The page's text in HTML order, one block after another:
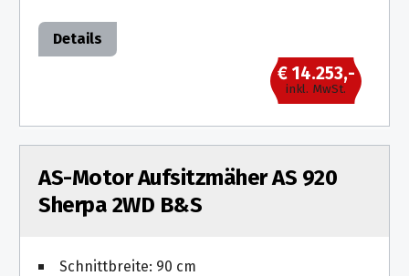
Details
€ 14.253,-
inkl. MwSt.
AS-Motor Aufsitzmäher AS 920
Sherpa 2WD B&S
Schnittbreite: 90 cm